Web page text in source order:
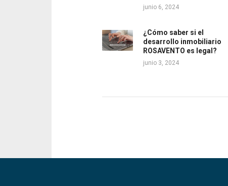
junio 6, 2024
¿Cómo saber si el
desarrollo inmobiliario
ROSAVENTO es legal?
junio 3, 2024